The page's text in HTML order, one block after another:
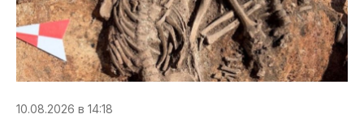
10.08.2026 в 14:18